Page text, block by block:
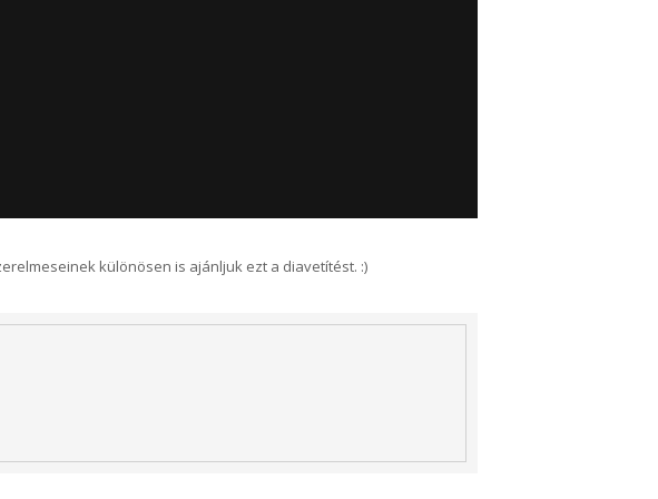
különösen is ajánljuk ezt a diavetítést. :)